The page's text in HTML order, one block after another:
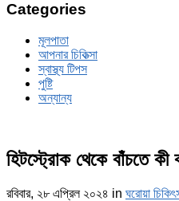
Categories
মূলপাতা
আপনার চিকিত্‍সা
স্বাস্থ্য টিপস
পুষ্টি
অন্যান্য
হিটস্ট্রোক থেকে বাঁচতে
রবিবার, ২৮ এপ্রিল ২০২৪ in ঘরোয়া